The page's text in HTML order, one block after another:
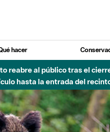
hacer
reabre al público tras el
hasta la entrada del